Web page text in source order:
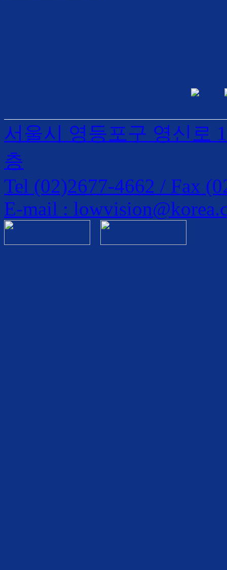
서울시 영등포구 영신로
층
Tel (02)2677-4662 / Fax
E-mail :